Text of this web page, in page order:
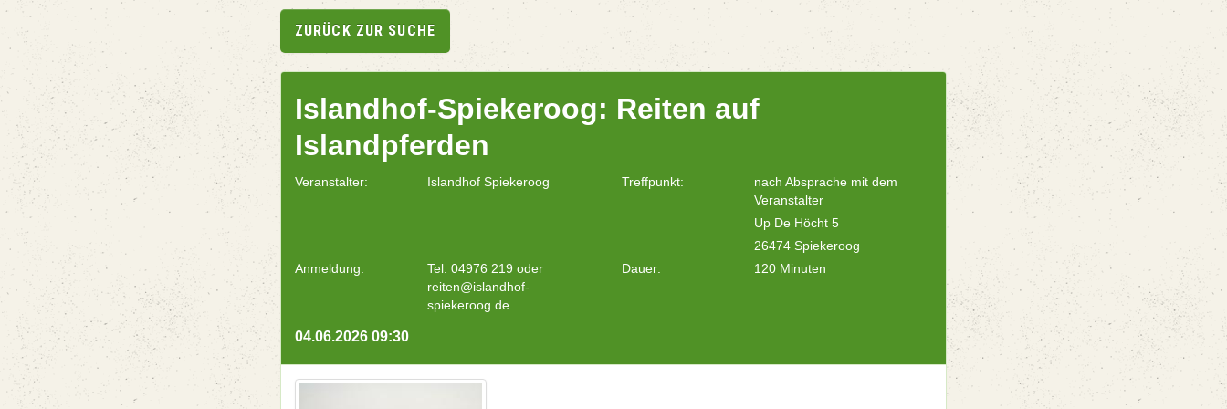
ZURÜCK ZUR SUCHE
Islandhof-Spiekeroog: Reiten auf
Islandpferden
Veranstalter: Islandhof Spiekeroog Treffpunkt:
nach Absprache mit dem
Veranstalter
Up De Höcht 5
26474 Spiekeroog
Anmeldung:
Tel. 04976 219 oder
reiten@islandhof-
spiekeroog.de
Dauer: 120 Minuten
04.06.2026 09:30